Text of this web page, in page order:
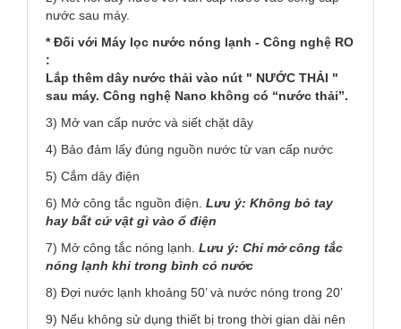
nước sau máy.
* Đối với Máy lọc nước nóng lạnh - Công nghệ RO
:
Lắp thêm dây nước thải vào nút " NƯỚC THẢI "
sau máy. Công nghệ Nano không có “nước thải”.
3) Mở van cấp nước và siết chặt dây
4) Bảo đảm lấy đúng nguồn nước từ van cấp nước
5) Cắm dây điện
6) Mở công tắc nguồn điện. Lưu ý: Không bỏ tay
hay bất cứ vật gì vào ổ điện
7) Mở công tắc nóng lạnh. Lưu ý: Chỉ mở công tắc
nóng lạnh khi trong bình có nước
8) Đợi nước lạnh khoảng 50’ và nước nóng trong 20’
9) Nếu không sử dụng thiết bị trong thời gian dài nên